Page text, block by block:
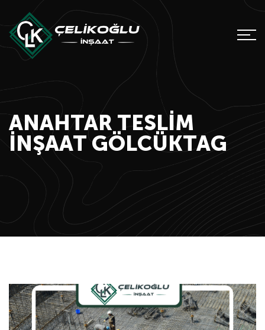
ANAHTAR TESLIM
INŞAAT GÖLCÜKTAG